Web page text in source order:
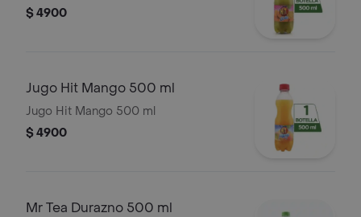
$ 4900
Jugo Hit Mango 500 ml
Jugo Hit Mango 500 ml
$ 4900
Mr Tea Durazno 500 ml